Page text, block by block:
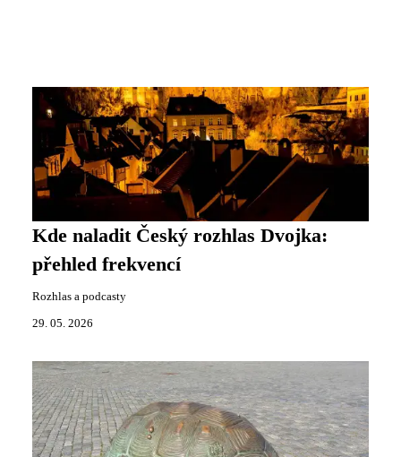
Kde naladit Český rozhlas Dvojka:
přehled frekvencí
Rozhlas a podcasty
29. 05. 2026